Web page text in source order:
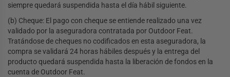
siempre quedará suspendida hasta el día hábil siguiente.
(b) Cheque: El pago con cheque se entiende realizado una vez
validado por la aseguradora contratada por Outdoor Feat.
Tratándose de cheques no codificados en esta aseguradora, la
compra se validará 24 horas hábiles después y la entrega del
producto quedará suspendida hasta la liberación de fondos en la
cuenta de Outdoor Feat.